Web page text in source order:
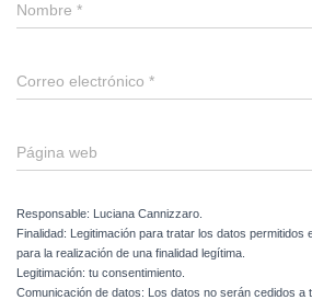
Nombre *
Correo electrónico *
Página web
Responsable: Luciana Cannizzaro.
Finalidad: Legitimación para tratar los datos permitidos
para la realización de una finalidad legítima.
Legitimación: tu consentimiento.
Comunicación de datos: Los datos no serán cedidos a